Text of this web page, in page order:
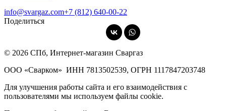
info@svargaz.com+7 (812) 640‑00‑22
Поделиться
© 2026 СПб, Интернет-магазин Сваргаз
ООО «Сварком» ИНН 7813502539, ОГРН 1117847203748
Для улучшения работы сайта и его взаимодействия с
пользователями мы используем файлы cookie.